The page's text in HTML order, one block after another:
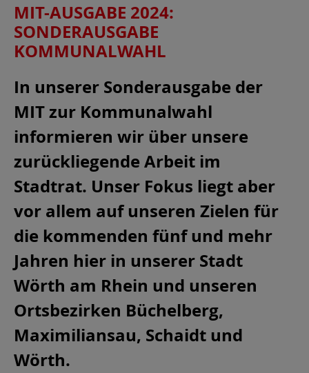
MIT-AUSGABE 2024:
SONDERAUSGABE
KOMMUNALWAHL
In unserer Sonderausgabe der
MIT zur Kommunalwahl
informieren wir über unsere
zurückliegende Arbeit im
Stadtrat. Unser Fokus liegt aber
vor allem auf unseren Zielen für
die kommenden fünf und mehr
Jahren hier in unserer Stadt
Wörth am Rhein und unseren
Ortsbezirken Büchelberg,
Maximiliansau, Schaidt und
Wörth.